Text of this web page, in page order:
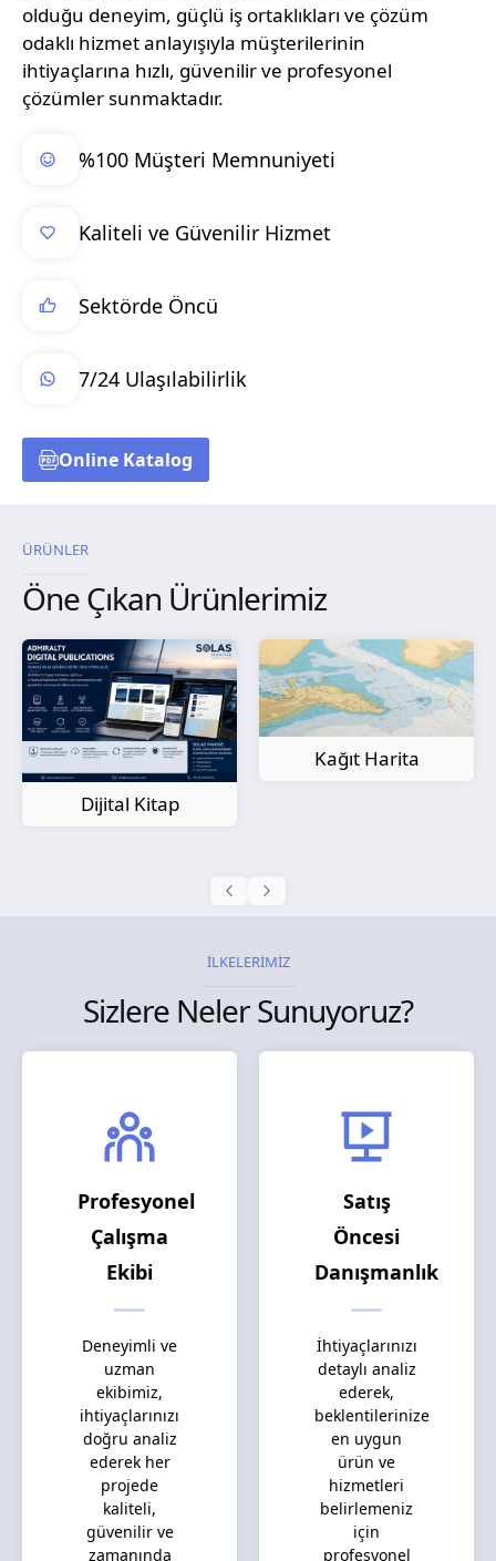
olduğu deneyim, güçlü iş ortaklıkları ve çözüm
odaklı hizmet anlayışıyla müşterilerinin
ihtiyaçlarına hızlı, güvenilir ve profesyonel
çözümler sunmaktadır.
%100 Müşteri Memnuniyeti
Kaliteli ve Güvenilir Hizmet
Sektörde Öncü
7/24 Ulaşılabilirlik
Online Katalog
ÜRÜNLER
Öne Çıkan Ürünlerimiz
Dijital Kitap
Kağıt Harita
İLKELERİMİZ
Sizlere Neler Sunuyoruz?
Profesyonel
Çalışma
Ekibi
Deneyimli ve
uzman
ekibimiz,
ihtiyaçlarınızı
doğru analiz
ederek her
projede
kaliteli,
güvenilir ve
zamanında
Satış
Öncesi
Danışmanlık
İhtiyaçlarınızı
detaylı analiz
ederek,
beklentilerinize
en uygun
ürün ve
hizmetleri
belirlemeniz
için
profesyonel